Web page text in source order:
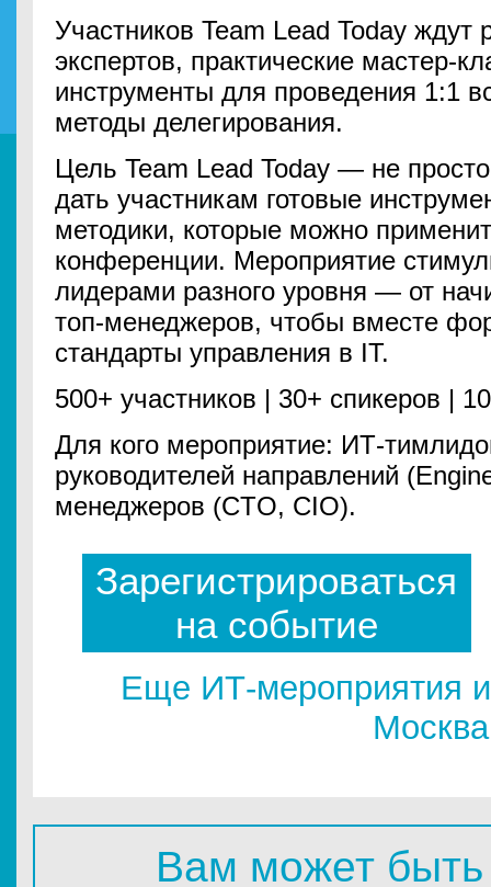
Участников Team Lead Today ждут
экспертов, практические мастер-
инструменты для проведения 1:1
методы делегирования.
Цель Team Lead Today — не
дать участникам готовые
методики, которые можно
конференции. Мероприятие
лидерами разного уровня — от
топ-менеджеров, чтобы вместе
стандарты управления в IT.
500+ участников | 30+ спикеров |
Для кого мероприятие: ИТ-
руководителей направлений
менеджеров (CTO, CIO).
Зарегистрироваться
на событие
Еще ИТ-мероприятия
Москва
Вам может быть